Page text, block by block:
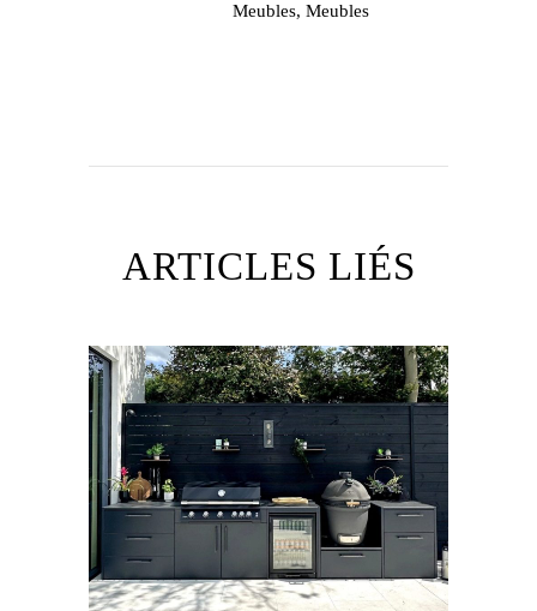
Meubles, Meubles
ARTICLES LIÉS